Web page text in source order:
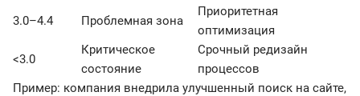
3.0–4.4 Проблемная зона
Приоритетная
оптимизация
<3.0
Критическое
состояние
Срочный редизайн
процессов
Пример: компания внедрила улучшенный поиск на сайте,